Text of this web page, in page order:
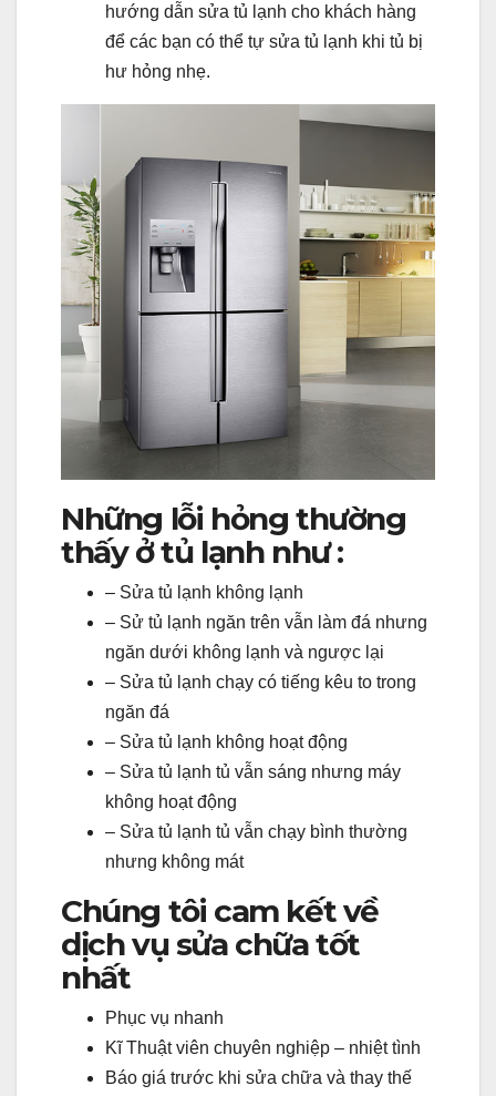
hướng dẫn sửa tủ lạnh cho khách hàng
để các bạn có thể tự sửa tủ lạnh khi tủ bị
hư hỏng nhẹ.
Những lỗi hỏng thường
thấy ở tủ lạnh như :
– Sửa tủ lạnh không lạnh
– Sử tủ lạnh ngăn trên vẫn làm đá nhưng
ngăn dưới không lạnh và ngược lại
– Sửa tủ lạnh chạy có tiếng kêu to trong
ngăn đá
– Sửa tủ lạnh không hoạt động
– Sửa tủ lạnh tủ vẫn sáng nhưng máy
không hoạt động
– Sửa tủ lạnh tủ vẫn chạy bình thường
nhưng không mát
Chúng tôi cam kết về
dịch vụ sửa chữa tốt
nhất
Phục vụ nhanh
Kĩ Thuật viên chuyên nghiệp – nhiệt tình
Báo giá trước khi sửa chữa và thay thế